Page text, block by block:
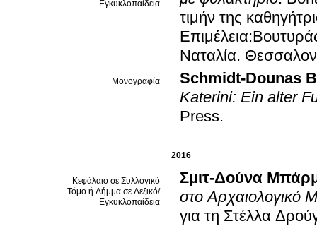
Εγκυκλοπαίδεια
τιμήν της
Ναταλία.
Μονογραφία
Schmidt-Dounas
Katerini: Ein alter
Press.
2016
Κεφάλαιο σε Συλλογικό
Τόμο ή Λήμμα σε Λεξικό/
Εγκυκλοπαίδεια
Σμιτ-Δούνα
στο Αρχαιολογικό
για τη Στέλλα